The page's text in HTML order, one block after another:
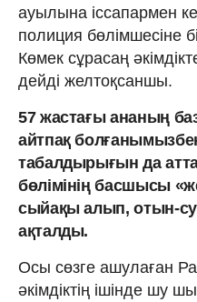
ауылына іссапармен
полиция бөлімшесіне
Көмек сұрасаң
дейді желтоқсаншы.
57 жастағы ананың
айтпақ
табалдырығын да
бөлімінің басшысы
сыйақы алып, отын-
ақталды.
Осы сөзге ашулаған
әкімдіктің ішінде шу